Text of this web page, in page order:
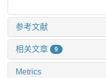
参考文献
相关文章 9
Metrics